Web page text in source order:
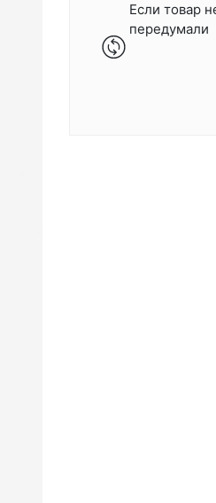
Если товар
передумали